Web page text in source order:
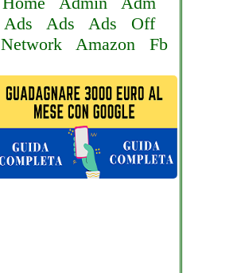
Ads
Ads Ads
Off
Network
Amazon Fb